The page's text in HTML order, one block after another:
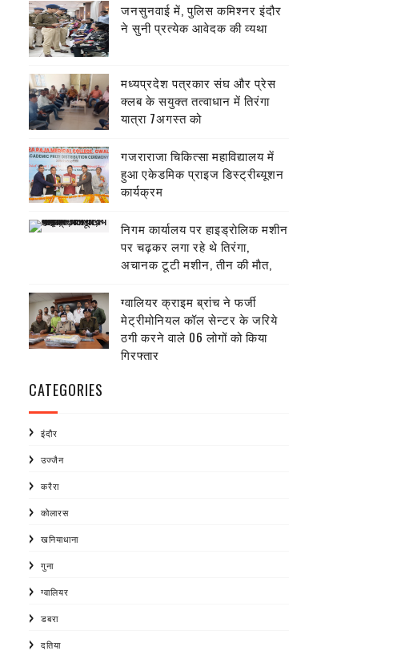
जनसुनवाई में, पुलिस कमिश्नर इंदौर
ने सुनी प्रत्येक आवेदक की व्यथा
मध्यप्रदेश पत्रकार संघ और प्रेस
क्लब के सयुक्त तत्वाधान में तिरंगा
यात्रा 7अगस्त को
गजराराजा चिकित्सा महाविद्यालय में
हुआ एकेडमिक प्राइज डिस्ट्रीब्यूशन
कार्यक्रम
निगम कार्यालय पर हाइड्राेलिक मशीन
पर चढ़कर लगा रहे थे तिरंगा,
अचानक टूटी मशीन, तीन की माैत,
ग्वालियर क्राइम ब्रांच ने फर्जी
मेट्रीमोनियल कॉल सेन्टर के जरिये
ठगी करने वाले 06 लोगों को किया
गिरफ्तार
CATEGORIES
इंदौर
उज्जैन
करैरा
कोलारस
खनियाधाना
गुना
ग्वालियर
डबरा
दतिया